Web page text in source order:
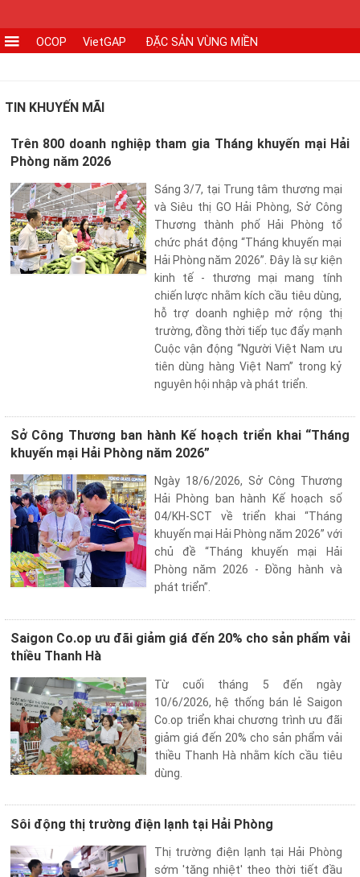
SẢN
TIN
TỨC
-
SỰ
KIỆN
THÔNG
TIN
FTA
BẢN
ĐỒ
MUA
SẮM
BÁN
DỊCH
VỤ
QUANH
TA
OCOP VietGAP ĐẶC SẢN VÙNG MIỀN
TIN KHUYẾN MÃI
Trên 800 doanh nghiệp tham gia Tháng khuyến mại Hải
Phòng năm 2026
Sáng 3/7, tại Trung tâm thương mại
và Siêu thị GO Hải Phòng, Sở Công
Thương thành phố Hải Phòng tổ
chức phát động “Tháng khuyến mại
Hải Phòng năm 2026”. Đây là sự kiện
kinh tế - thương mại mang tính
chiến lược nhằm kích cầu tiêu dùng,
hỗ trợ doanh nghiệp mở rộng thị
trường, đồng thời tiếp tục đẩy mạnh
Cuộc vận động “Người Việt Nam ưu
tiên dùng hàng Việt Nam” trong kỷ
nguyên hội nhập và phát triển.
Sở Công Thương ban hành Kế hoạch triển khai “Tháng
khuyến mại Hải Phòng năm 2026”
Ngày 18/6/2026, Sở Công Thương
Hải Phòng ban hành Kế hoạch số
04/KH-SCT về triển khai “Tháng
khuyến mại Hải Phòng năm 2026” với
chủ đề “Tháng khuyến mại Hải
Phòng năm 2026 - Đồng hành và
phát triển”.
Saigon Co.op ưu đãi giảm giá đến 20% cho sản phẩm vải
thiều Thanh Hà
Từ cuối tháng 5 đến ngày
10/6/2026, hệ thống bán lẻ Saigon
Co.op triển khai chương trình ưu đãi
giảm giá đến 20% cho sản phẩm vải
thiều Thanh Hà nhằm kích cầu tiêu
dùng.
Sôi động thị trường điện lạnh tại Hải Phòng
Thị trường điện lạnh tại Hải Phòng
sớm 'tăng nhiệt' theo thời tiết đầu